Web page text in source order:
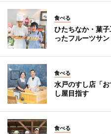
食べる
ひたちなか・菓
ったフルーツサ
食べる
水戸のすし店「
し屋目指す
食べる